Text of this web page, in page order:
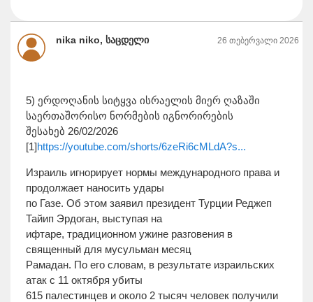
nika niko, საცდელი 26 თებერვალი 2026
5) ერდოღანის სიტყვა ისრაელის მიერ ღაზაში
საერთაშორისო ნორმების იგნორირების
შესახებ 26/02/2026
[1]https://youtube.com/shorts/6zeRi6cMLdA?s...
Израиль игнорирует нормы международного права и
продолжает наносить удары
по Газе. Об этом заявил президент Турции Реджеп
Тайип Эрдоган, выступая на
ифтаре, традиционном ужине разговения в
священный для мусульман месяц
Рамадан. По его словам, в результате израильских
атак с 11 октября убиты
615 палестинцев и около 2 тысяч человек получили